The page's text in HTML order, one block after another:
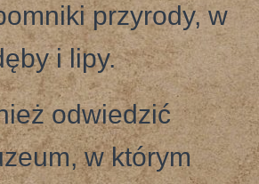
przyrody, w
i lipy.
odwiedzić
w którym